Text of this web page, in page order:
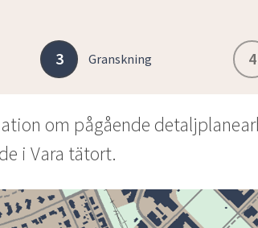
3 Granskning 4
om pågående
i Vara tätort.